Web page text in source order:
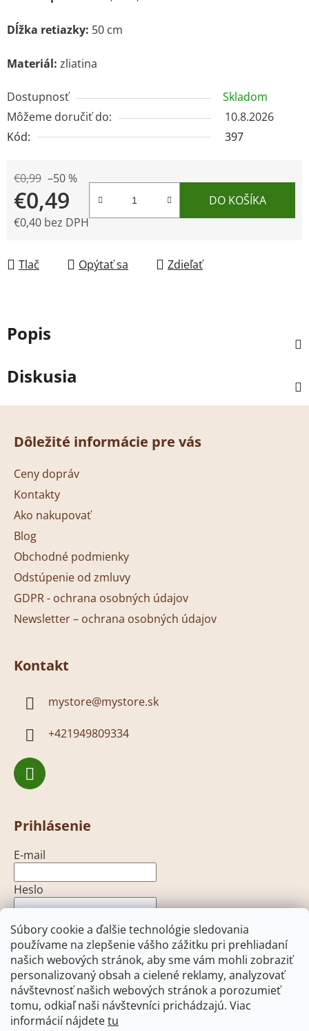
Súbory cookie a ďalšie technológie sledovania
používame na zlepšenie vášho zážitku pri prehliadaní
našich webových stránok, aby sme vám mohli zobraziť
personalizovaný obsah a cielené reklamy, analyzovať
návštevnosť našich webových stránok a porozumieť
tomu, odkiaľ naši návštevníci prichádzajú. Viac
informácií nájdetetu
Dĺžka retiazky: 50 cm
Materiál: zliatina
Dostupnosť
Skladom
Môžeme doručiť do:
10.8.2026
Kód:
397
€0,99 –50 %
€0,49
€0,40 bez DPH
DO KOŠÍKA
Tlač Opýtať sa Zdieľať
Popis
Diskusia
Z
Dôležité informácie pre vás
Ceny dopráv
Kontakty
Ako nakupovať
Blog
Obchodné podmienky
Odstúpenie od zmluvy
GDPR - ochrana osobných údajov
Newsletter – ochrana osobných údajov
Kontakt
mystore@mystore.sk
+421949809334
Prihlásenie
E-mail
Heslo
PRIHLÁSIŤ SA
Nová registrácia Zabudnuté heslo